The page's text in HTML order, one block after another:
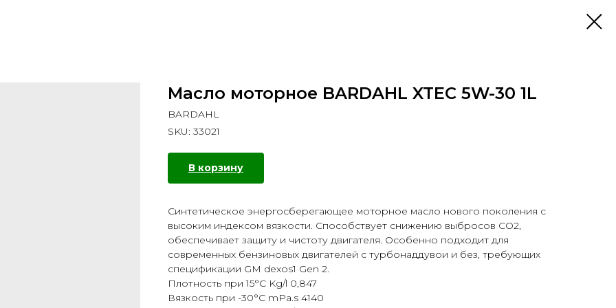
Масло моторное BARDAHL XTEC 5W-30 1L
BARDAHL
SKU: 33021
В корзину
Cинтетическое энергосберегающее моторное масло нового поколения с
высоким индексом вязкости. Способствует снижению выбросов CO2,
обеспечивает защиту и чистоту двигателя. Особенно подходит для
современных бензиновых двигателей с турбонаддувои и без, требующих
спецификации GM dexos1 Gen 2.
Плотность при 15°C Kg/l 0,847
Вязкость при -30°C mPa.s 4140